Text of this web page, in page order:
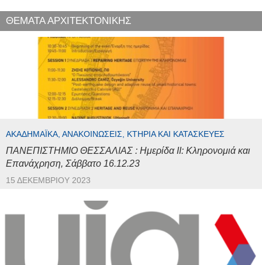
ΘΕΜΑΤΑ ΑΡΧΙΤΕΚΤΟΝΙΚΗΣ
ΑΚΑΔΗΜΑΪΚΆ, ΑΝΑΚΟΙΝΏΣΕΙΣ, ΚΤΉΡΙΑ ΚΑΙ ΚΑΤΑΣΚΕΥΈΣ
ΠΑΝΕΠΙΣΤΗΜΙΟ ΘΕΣΣΑΛΙΑΣ : Ημερίδα ΙΙ: Κληρονομιά και
Επανάχρηση, Σάββατο 16.12.23
15 ΔΕΚΕΜΒΡΊΟΥ 2023